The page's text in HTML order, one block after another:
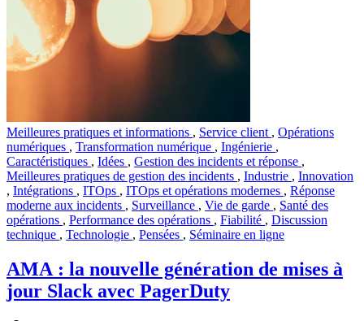
Meilleures pratiques et informations , Service client , Opérations
numériques , Transformation numérique , Ingénierie ,
Caractéristiques , Idées , Gestion des incidents et réponse ,
Meilleures pratiques de gestion des incidents , Industrie , Innovation
, Intégrations , ITOps , ITOps et opérations modernes , Réponse
moderne aux incidents , Surveillance , Vie de garde , Santé des
opérations , Performance des opérations , Fiabilité , Discussion
technique , Technologie , Pensées , Séminaire en ligne
AMA : la nouvelle génération de mises à
jour Slack avec PagerDuty